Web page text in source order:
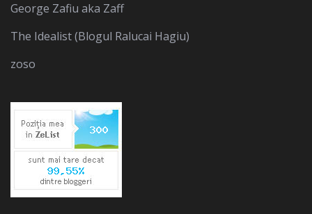
George Zafiu aka Zaff
The Idealist (Blogul Ralucai Hagiu)
zoso